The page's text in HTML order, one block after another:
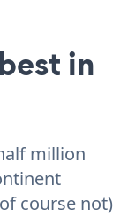
in
million
course not)